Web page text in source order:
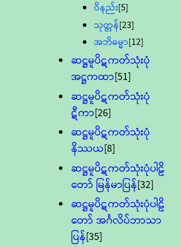
ဝိနည်း[5]
သုတ္တန်[23]
အဘိဓမ္မာ[12]
ဆဋ္ဌမူပိဋကတ်သုံးပုံ
အဋ္ဌကထာ[51]
ဆဋ္ဌမူပိဋကတ်သုံးပုံ
ဋီကာ[26]
ဆဋ္ဌမူပိဋကတ်သုံးပုံ
နိဿယ[8]
ဆဋ္ဌမူပိဋကတ်သုံးပုံပါဠိ
တော် မြန်မာပြန်[32]
ဆဋ္ဌမူပိဋကတ်သုံးပုံပါဠိ
တော် အင်္ဂလိပ်ဘာသာ
ပြန်[35]